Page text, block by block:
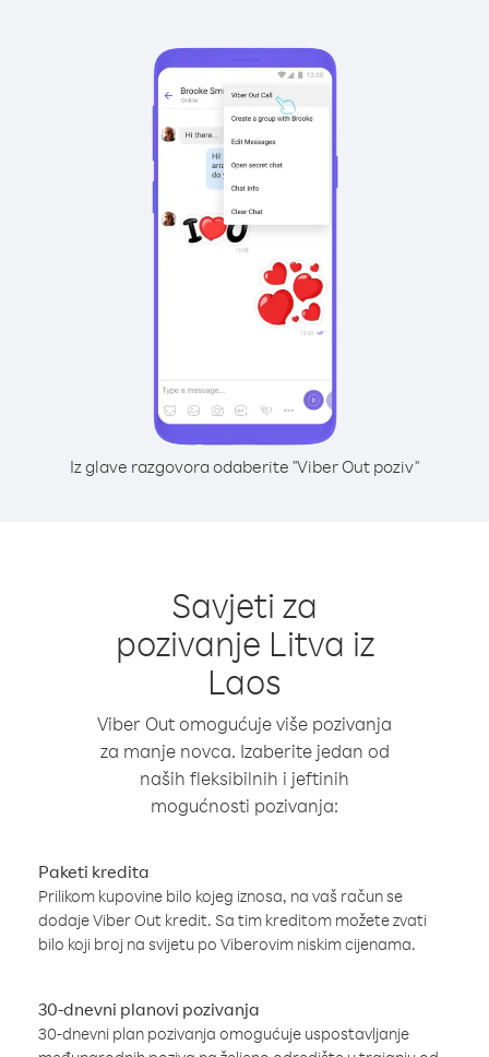
Iz glave razgovora odaberite "Viber Out poziv"
Savjeti za
pozivanje Litva iz
Laos
Viber Out omogućuje više pozivanja
za manje novca. Izaberite jedan od
naših fleksibilnih i jeftinih
mogućnosti pozivanja:
Paketi kredita
Prilikom kupovine bilo kojeg iznosa, na vaš račun se
dodaje Viber Out kredit. Sa tim kreditom možete zvati
bilo koji broj na svijetu po Viberovim niskim cijenama.
30-dnevni planovi pozivanja
30-dnevni plan pozivanja omogućuje uspostavljanje